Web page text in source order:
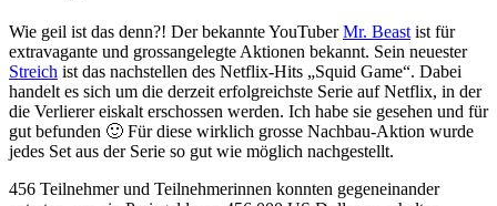
Wie geil ist das denn?! Der bekannte YouTuberMr. Beast ist für
extravagante und grossangelegte Aktionen bekannt. Sein neuester
Streich ist das nachstellen des Netflix-Hits „Squid Game“. Dabei
handelt es sich um die derzeit erfolgreichste Serie auf Netflix, in der
die Verlierer eiskalt erschossen werden. Ich habe sie gesehen und für
gut befunden 🙂 Für diese wirklich grosse Nachbau-Aktion wurde
jedes Set aus der Serie so gut wie möglich nachgestellt.
456 Teilnehmer und Teilnehmerinnen konnten gegeneinander